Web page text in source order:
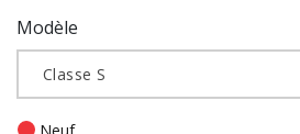
Modèle
Classe S